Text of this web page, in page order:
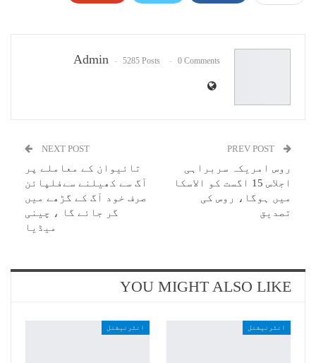
Admin 5285 Posts 0 Comments
روس امریکہ سربراہی
اجلاس 15 اگست کو الاسکا
میں ہوگا، روس کی
تصدیق
NEXT POST
تائیوان کے معاملے پر
آگ سے کھیلنے سےفلپائن
صرف خود آگ کے گڑھے میں
گر جائے گا ، چینی
میڈیا
YOU MIGHT ALSO LIKE
انٹرنیشنل انٹرنیشنل